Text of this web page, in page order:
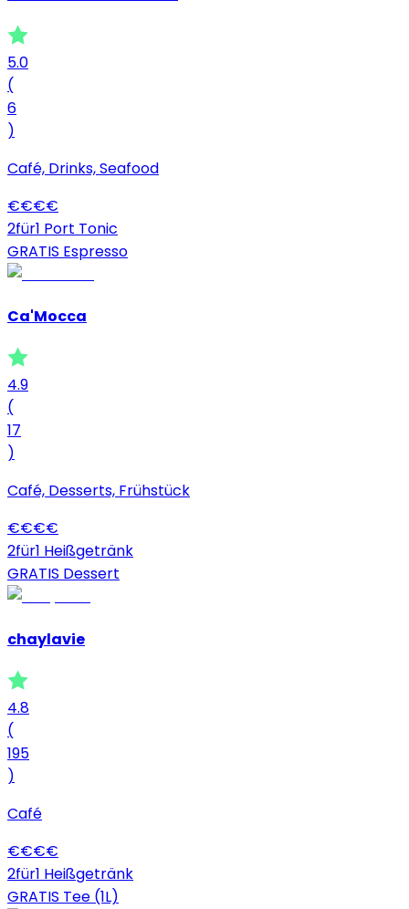
5.0
(
6
)
Café, Drinks, Seafood
€€€€
2für1 Port Tonic
GRATIS Espresso
Ca'Mocca
4.9
(
17
)
Café, Desserts, Frühstück
€€€€
2für1 Heißgetränk
GRATIS Dessert
chaylavie
4.8
(
195
)
Café
€€€€
2für1 Heißgetränk
GRATIS Tee (1L)